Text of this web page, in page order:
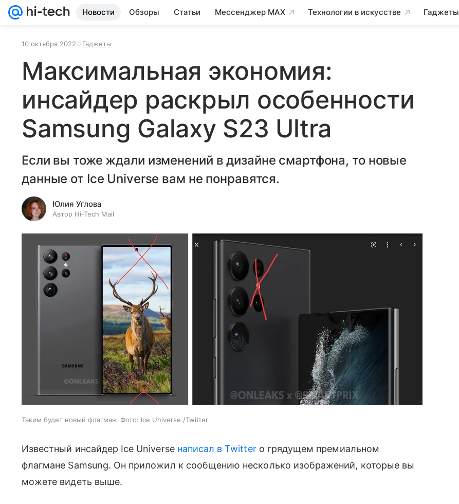
Новости Обзоры Статьи Мессенджер MAX Технологии в искусстве Гаджеты
10 октября 2022 Гаджеты
Максимальная экономия:
инсайдер раскрыл особенности
Samsung Galaxy S23 Ultra
Если вы тоже ждали изменений в дизайне смартфона, то новые
данные от Ice Universe вам не понравятся.
Юлия Углова
Автор Hi-Tech Mail
Таким будет новый флагман. Фото: Ice Universe /Twitter
Известный инсайдер Ice Universe написал в Twitterо грядущем премиальном
флагмане Samsung. Он приложил к сообщению несколько изображений, которые вы
можете видеть выше.